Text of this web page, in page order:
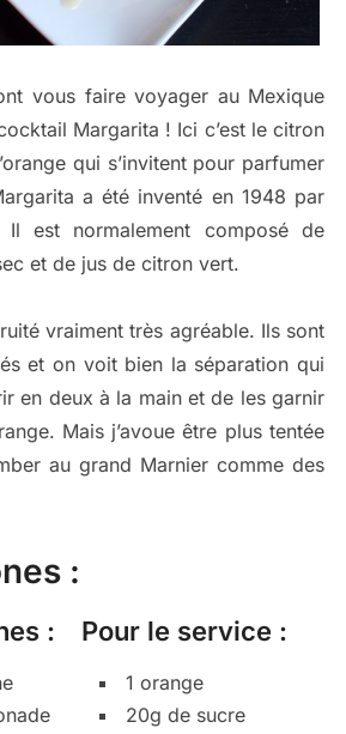
vous faire voyager au Mexique
Margarita ! Ici c’est le citron
qui s’invitent pour parfumer
a été inventé en 1948 par
Il est normalement composé de
et de jus de citron vert.
vraiment très agréable. Ils sont
et on voit bien la séparation qui
en deux à la main et de les garnir
Mais j’avoue être plus tentée
au grand Marnier comme des
:
: Pour le service :
1 orange
20g de sucre